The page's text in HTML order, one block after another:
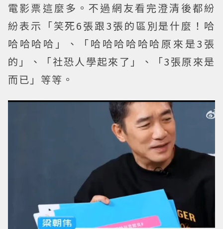
電影票這麼多。不過網友看完澄清後都紛
紛表示「笑死6張跟3張的區別是什麼！哈
哈哈哈哈」、「哈哈哈哈哈哈原來是3張
的」、「社恐人學起來了」、「3張原來是
而已」等等。